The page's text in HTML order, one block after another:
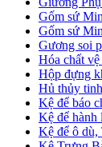
Gốm sứ
Gốm sứ
Gương soi
Hóa chất vệ
Hộp đựng
Hủ thủy tinh
Kệ để báo
Kệ để hành
Kệ để ô dù,